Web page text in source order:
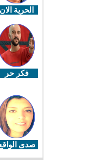
الحرية الان
فكر حر
صدى الواقع